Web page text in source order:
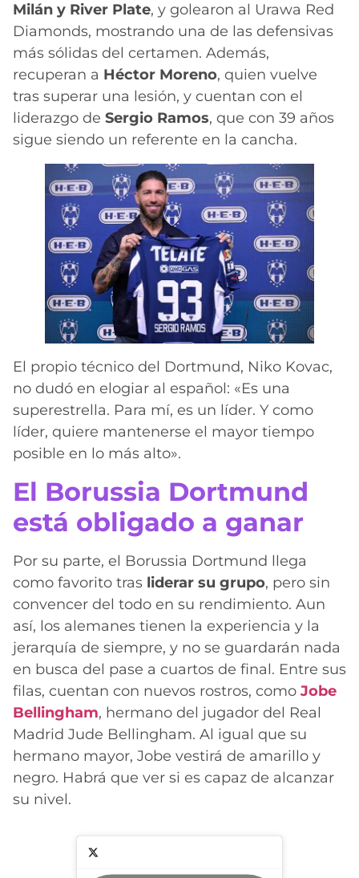
Milán y River Plate, y golearon al Urawa Red
Diamonds, mostrando una de las defensivas
más sólidas del certamen. Además,
recuperan a Héctor Moreno, quien vuelve
tras superar una lesión, y cuentan con el
liderazgo de Sergio Ramos, que con 39 años
sigue siendo un referente en la cancha.
El propio técnico del Dortmund, Niko Kovac,
no dudó en elogiar al español: «Es una
superestrella. Para mí, es un líder. Y como
líder, quiere mantenerse el mayor tiempo
posible en lo más alto».
El Borussia Dortmund
está obligado a ganar
Por su parte, el Borussia Dortmund llega
como favorito tras liderar su grupo, pero sin
convencer del todo en su rendimiento. Aun
así, los alemanes tienen la experiencia y la
jerarquía de siempre, y no se guardarán nada
en busca del pase a cuartos de final. Entre sus
filas, cuentan con nuevos rostros, como Jobe
Bellingham, hermano del jugador del Real
Madrid Jude Bellingham. Al igual que su
hermano mayor, Jobe vestirá de amarillo y
negro. Habrá que ver si es capaz de alcanzar
su nivel.